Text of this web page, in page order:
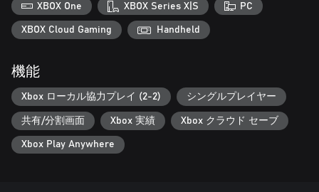
特徴:
- 謎に満ちた未知の惑星を多数探索
- バキュームガンで多様な地形から貴重な結晶を採掘
- 最大2 人での co‑op プレイで役割分担
- 資金を使って容量・パワー・スピード・作業員・採掘速度・
自動採掘機の保管などを強化
- 採掘が難しいときはパワーアップを使うかダイナマイトで爆
破
- 地下へテレポートしてゴールドコインを探すか、ミッション
を達成して入手
XBOX One XBOX Series X|S PC
XBOX Cloud Gaming Handheld
機能
Xbox ローカル協力プレイ (2-2) シングルプレイヤー
共有/分割画面 Xbox 実績 Xbox クラウド セーブ
Xbox Play Anywhere